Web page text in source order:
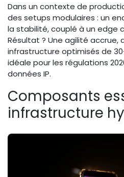
Dans un contexte de
des setups modulaires : un
la stabilité, couplé à un edge
Résultat ? Une agilité accrue,
infrastructure optimisés de
idéale pour les régulations
données IP.
Composants
infrastructure